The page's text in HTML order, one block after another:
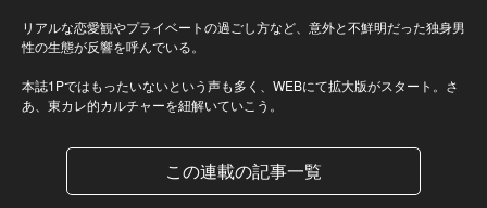
リアルな恋愛観やプライベートの過ごし方など、意外と不鮮明だった独身男
性の生態が反響を呼んでいる。
本誌1Pではもったいないという声も多く、WEBにて拡大版がスタート。さ
あ、東カレ的カルチャーを紐解いていこう。
この連載の記事一覧